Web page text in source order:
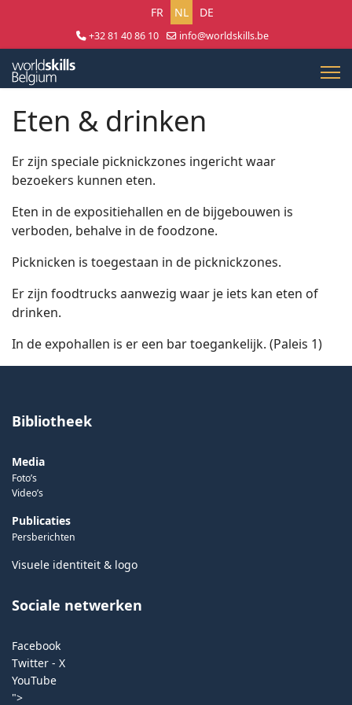
Selecteer uw taal
FR NL DE
+32 81 40 86 10
info@worldskills.be
Eten & drinken
Er zijn speciale picknickzones ingericht waar
bezoekers kunnen eten.
Eten in de expositiehallen en de bijgebouwen is
verboden, behalve in de foodzone.
Picknicken is toegestaan in de picknickzones.
Er zijn foodtrucks aanwezig waar je iets kan eten of
drinken.
In de expohallen is er een bar toegankelijk. (Paleis 1)
Bibliotheek
Media
Foto’s
Video’s
Publicaties
Persberichten
Visuele identiteit & logo
Sociale netwerken
Facebook
Twitter - X
YouTube
">